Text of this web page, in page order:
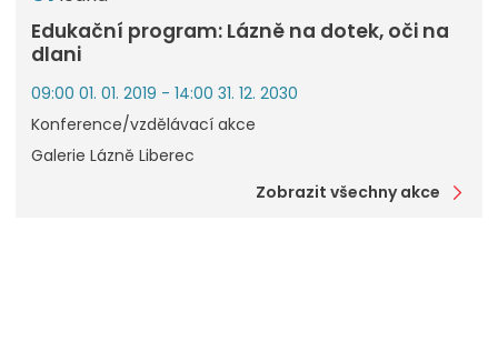
Edukační program: Lázně na dotek, oči na
dlani
09:00 01. 01. 2019 - 14:00 31. 12. 2030
Konference/vzdělávací akce
Galerie Lázně Liberec
Zobrazit všechny akce